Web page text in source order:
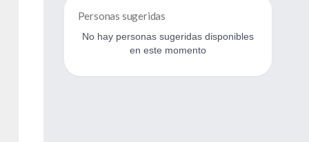
Personas sugeridas
No hay personas sugeridas disponibles
en este momento